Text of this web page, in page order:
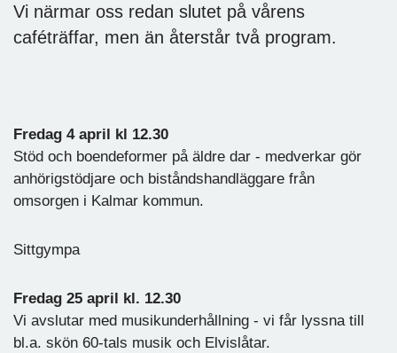
Vi närmar oss redan slutet på vårens
caféträffar, men än återstår två program.
Fredag 4 april kl 12.30
Stöd och boendeformer på äldre dar - medverkar gör
anhörigstödjare och biståndshandläggare från
omsorgen i Kalmar kommun.
Sittgympa
Fredag 25 april kl. 12.30
Vi avslutar med musikunderhållning - vi får lyssna till
bl.a. skön 60-tals musik och Elvislåtar.